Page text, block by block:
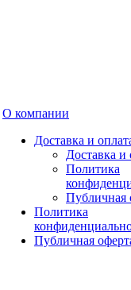
О компании
Доставка и
Доставка и
Политика
Публичная
Политика
Публичная